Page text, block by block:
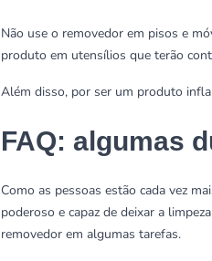
Não use o removedor em pisos e
produto em utensílios que terão
Além disso, por ser um produto
FAQ: algumas
Como as pessoas estão cada vez
poderoso e capaz de deixar a
removedor em algumas tarefas.